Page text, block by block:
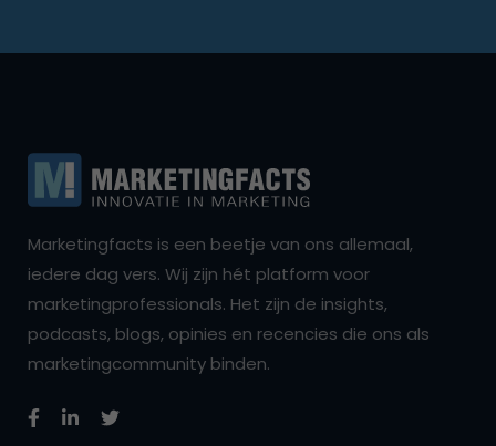
Marketingfacts is een beetje van ons allemaal,
iedere dag vers. Wij zijn hét platform voor
marketingprofessionals. Het zijn de insights,
podcasts, blogs, opinies en recencies die ons als
marketingcommunity binden.